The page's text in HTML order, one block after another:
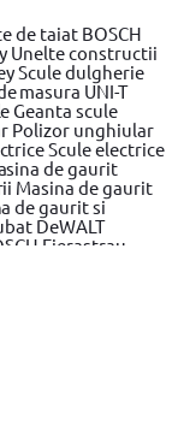
de taiat BOSCH
Unelte constructii
Scule dulgherie
masura UNI-T
Geanta scule
Polizor unghiular
Scule electrice
de gaurit
Masina de gaurit
de gaurit si
DeWALT
Fierastrau